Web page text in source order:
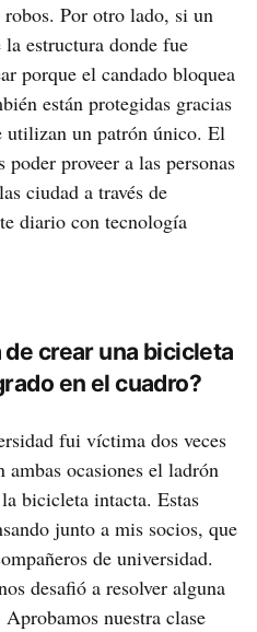
Por otro lado, si un
estructura donde fue
porque el candado bloquea
están protegidas gracias
utilizan un patrón único. El
proveer a las personas
ciudad a través de
diario con tecnología
crear una bicicleta
en el cuadro?
fui víctima dos veces
ocasiones el ladrón
bicicleta intacta. Estas
junto a mis socios, que
de universidad.
desafió a resolver alguna
nuestra clase